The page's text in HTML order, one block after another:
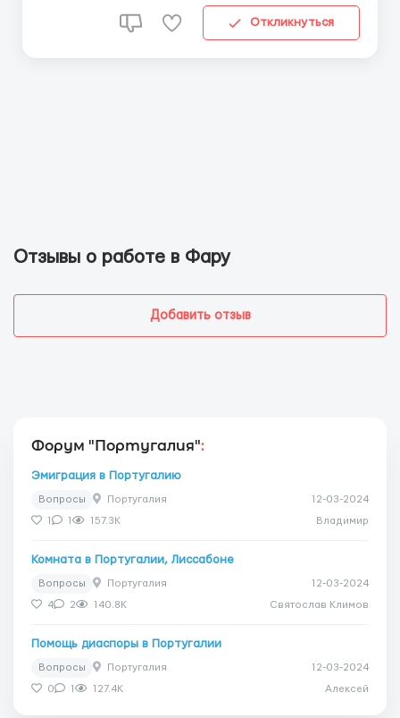
Откликнуться
Отзывы о работе в Фару
Добавить отзыв
Форум "Португалия":
Эмиграция в Португалию
Вопросы Португалия 12-03-2024
157.3K Владимир
Комната в Португалии, Лиссабоне
Вопросы Португалия 12-03-2024
4 2 140.8K Святослав Климов
Помощь диаспоры в Португалии
Вопросы Португалия 12-03-2024
0 127.4K Алексей